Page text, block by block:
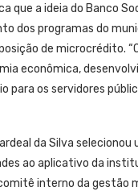
que a ideia do Banco
dos programas do
de microcrédito.
econômica,
os servidores
da Silva selecionou
ao aplicativo da
interno da gestão